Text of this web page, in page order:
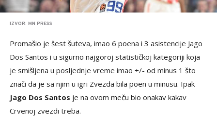
IZVOR: MN PRESS
Promašio je šest šuteva, imao 6 poena i 3 asistencije Jago
Dos Santos i u sigurno najgoroj statističkoj kategoriji koja
je smišljena u posljednje vreme imao +/- od minus 1 što
znači da je sa njim u igri Zvezda bila poen u minusu. Ipak
Jago Dos Santos je na ovom meču bio onakav kakav
Crvenoj zvezdi treba.